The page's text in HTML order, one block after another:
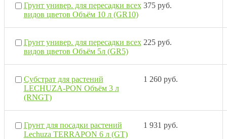
Грунт универ. для пересадки всех
видов цветов Объём 10 л (GR10)
375 руб.
Грунт универ. для пересадки всех
видов цветов Объём 5л (GR5)
225 руб.
Субстрат для растений
LECHUZA-PON Объём 3 л
(RNGT)
1 260 руб.
Грунт для посадки растений
Lechuza TERRAPON 6 л (GT)
1 931 руб.